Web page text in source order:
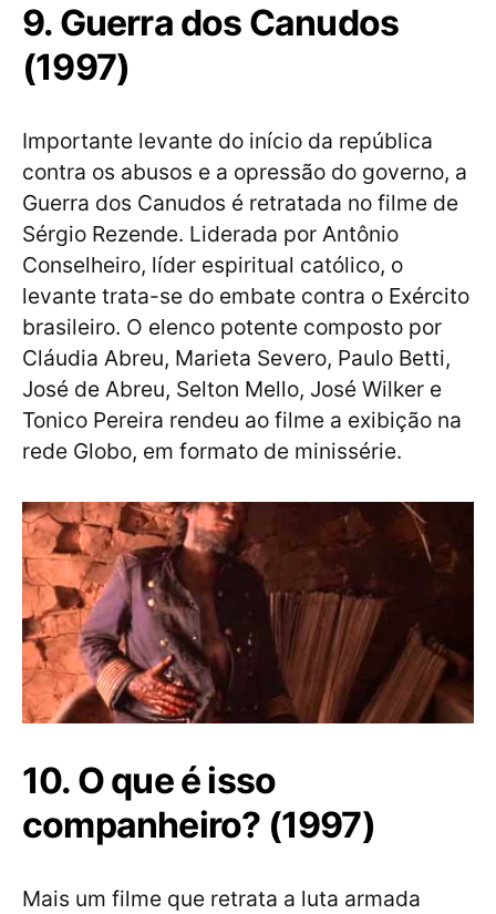
9. Guerra dos Canudos
(1997)
Importante levante do início da república
contra os abusos e a opressão do governo, a
Guerra dos Canudos é retratada no filme de
Sérgio Rezende. Liderada por Antônio
Conselheiro, líder espiritual católico, o
levante trata-se do embate contra o Exército
brasileiro. O elenco potente composto por
Cláudia Abreu, Marieta Severo, Paulo Betti,
José de Abreu, Selton Mello, José Wilker e
Tonico Pereira rendeu ao filme a exibição na
rede Globo, em formato de minissérie.
10. O que é isso
companheiro? (1997)
Mais um filme que retrata a luta armada